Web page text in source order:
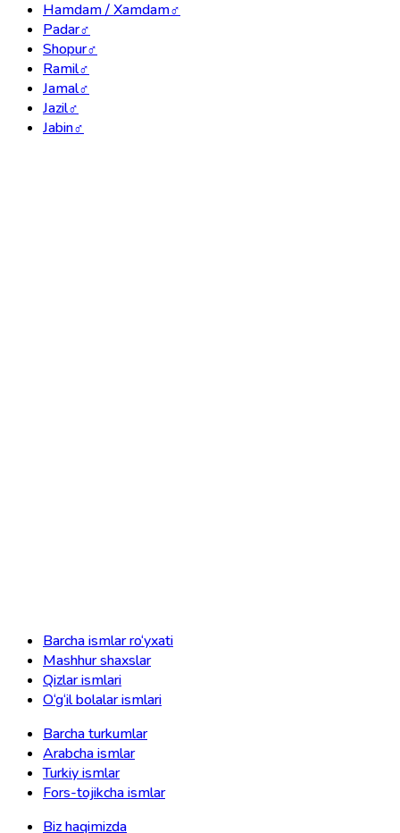
Hamdam / Xamdam♂
Padar♂
Shopur♂
Ramil♂
Jamal♂
Jazil♂
Jabin♂
Barcha ismlar ro‘yxati
Mashhur shaxslar
Qizlar ismlari
O‘g‘il bolalar ismlari
Barcha turkumlar
Arabcha ismlar
Turkiy ismlar
Fors-tojikcha ismlar
Biz haqimizda